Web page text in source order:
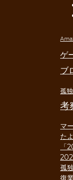
結
だ
今
郎
想
ゲ
ブ
孤独
考
マ
た
「
孤